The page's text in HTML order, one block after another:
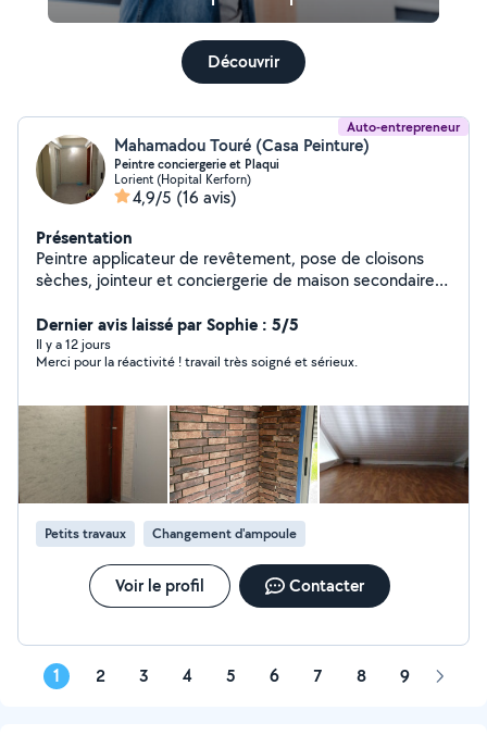
Découvrir
Auto-entrepreneur
Mahamadou Touré (Casa Peinture)
Peintre conciergerie et Plaqui
Lorient (Hopital Kerforn)
4,9/5 (16 avis)
Présentation
Peintre applicateur de revêtement, pose de cloisons
sèches, jointeur et conciergerie de maison secondaire,
Dernier avis laissé par Sophie : 5/5
Il y a 12 jours
Merci pour la réactivité ! travail très soigné et sérieux.
Petits travaux Changement d'ampoule
Voir le profil Contacter
1 2 3 4 5 6 7 8 9 Page